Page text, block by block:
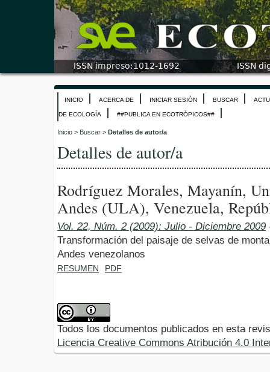
INICIO ACERCA DE INICIAR SESIÓN BUSCAR
DE ECOLOGÍA ##PUBLICA EN ECOTRÓPICOS##
Inicio > Buscar > Detalles de autor/a
Detalles de autor/a
Rodríguez Morales, Mayanín,
Andes (ULA), Venezuela,
Vol. 22, Núm. 2 (2009): Julio - Diciembre 2009
Transformación del paisaje de selvas de
Andes venezolanos
RESUMEN PDF
Todos los documentos publicados en esta
Licencia Creative Commons Atribución 4.0